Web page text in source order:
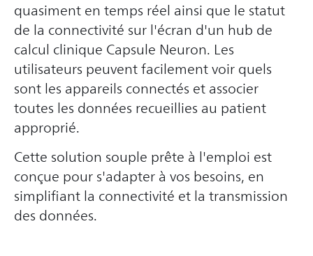
quasiment en temps réel ainsi que le statut
de la connectivité sur l'écran d'un hub de
calcul clinique Capsule Neuron. Les
utilisateurs peuvent facilement voir quels
sont les appareils connectés et associer
toutes les données recueillies au patient
approprié.
Cette solution souple prête à l'emploi est
conçue pour s'adapter à vos besoins, en
simplifiant la connectivité et la transmission
des données.